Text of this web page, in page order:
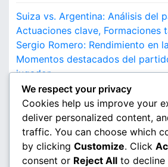
P
o
s
t
n
a
v
Suiza vs. Argentina: Análisis del
Actuaciones clave, Formaciones
Sergio Romero: Rendimiento en
Momentos destacados del
jugador
LEAVE A REPLY
Your email address will not be
fields are marked*
Comment*
We respect your privacy
Cookies help us improve your
deliver personalized content,
traffic. You can choose which
by clicking Customize. Click
consent or Reject All to decline